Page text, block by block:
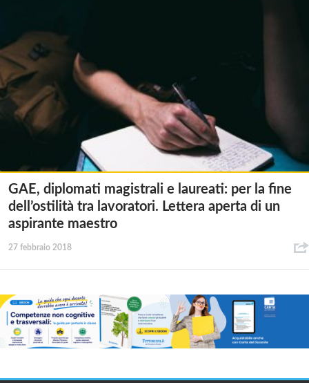
GAE, diplomati magistrali e laureati: per la fine
dell’ostilità tra lavoratori. Lettera aperta di un
aspirante maestro
27 febbraio 2018